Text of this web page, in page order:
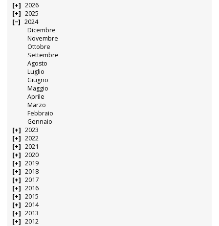
2026
2025
2024
Dicembre
Novembre
Ottobre
Settembre
Agosto
Luglio
Giugno
Maggio
Aprile
Marzo
Febbraio
Gennaio
2023
2022
2021
2020
2019
2018
2017
2016
2015
2014
2013
2012